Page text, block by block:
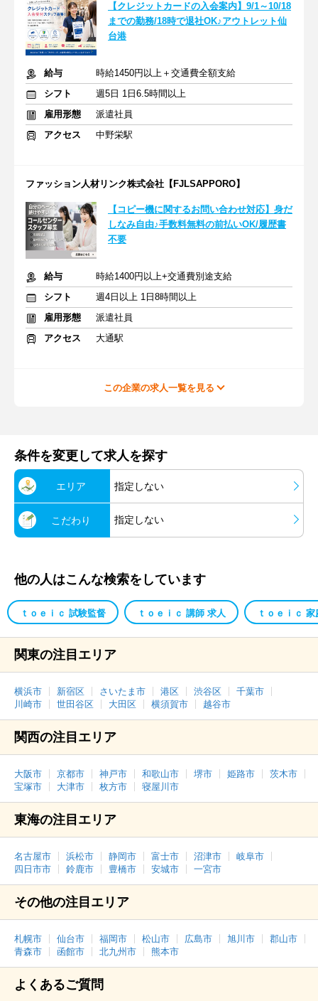
【クレジットカードの入会案内】9/1～10/18
までの勤務/18時で退社OK♪アウトレット仙
台港
給与
時給1450円以上＋交通費全額支給
シフト
週5日 1日6.5時間以上
雇用形態
派遣社員
アクセス
中野栄駅
ファッション人材リンク株式会社【FJLSAPPORO】
【コピー機に関するお問い合わせ対応】身だ
しなみ自由♪手数料無料の前払いOK/履歴書
不要
給与
時給1400円以上+交通費別途支給
シフト
週4日以上 1日8時間以上
雇用形態
派遣社員
アクセス
大通駅
この企業の求人一覧を見る
条件を変更して求人を探す
エリア 指定しない
こだわり 指定しない
他の人はこんな検索をしています
ｔｏｅｉｃ 試験監督 ｔｏｅｉｃ 講師 求人 ｔｏｅｉｃ
関東の注目エリア
横浜市 新宿区 さいたま市 港区 渋谷区
千葉市
川崎市
世田谷区 大田区 横須賀市 越谷市
関西の注目エリア
大阪市 京都市 神戸市 和歌山市 堺市 姫路市
茨木市
宝塚市
大津市 枚方市 寝屋川市
東海の注目エリア
名古屋市 浜松市 静岡市 富士市 沼津市
岐阜市
四日市市
鈴鹿市 豊橋市 安城市 一宮市
その他の注目エリア
札幌市 仙台市 福岡市 松山市 広島市 旭川市
郡山市
青森市
函館市 北九州市 熊本市
よくあるご質問